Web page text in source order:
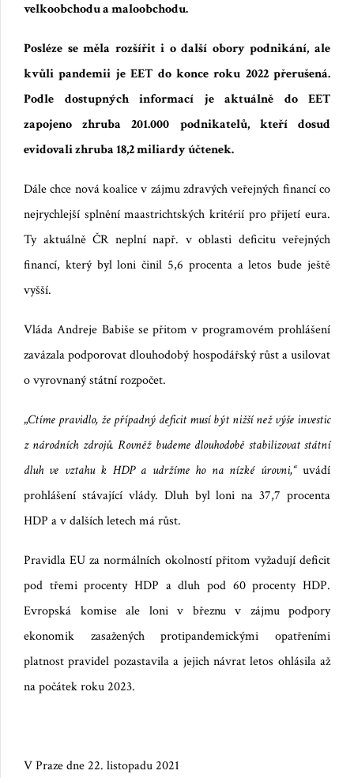
velkoobchodu a maloobchodu.
Posléze se měla rozšířit i o další obory podnikání, ale
kvůli pandemii je EET do konce roku 2022 přerušená.
Podle dostupných informací je aktuálně do EET
zapojeno zhruba 201.000 podnikatelů, kteří dosud
evidovali zhruba 18,2 miliardy účtenek.
Dále chce nová koalice v zájmu zdravých veřejných financí co
nejrychlejší splnění maastrichtských kritérií pro přijetí eura.
Ty aktuálně ČR neplní např. v oblasti deficitu veřejných
financí, který byl loni činil 5,6 procenta a letos bude ještě
vyšší.
Vláda Andreje Babiše se přitom v programovém prohlášení
zavázala podporovat dlouhodobý hospodářský růst a usilovat
o vyrovnaný státní rozpočet.
„Ctíme pravidlo, že případný deficit musí být nižší než výše investic
z národních zdrojů. Rovněž budeme dlouhodobě stabilizovat státní
dluh ve vztahu k HDP a udržíme ho na nízké úrovni,“ uvádí
prohlášení stávající vlády. Dluh byl loni na 37,7 procenta
HDP a v dalších letech má růst.
Pravidla EU za normálních okolností přitom vyžadují deficit
pod třemi procenty HDP a dluh pod 60 procenty HDP.
Evropská komise ale loni v březnu v zájmu podpory
ekonomik zasažených protipandemickými opatřeními
platnost pravidel pozastavila a jejich návrat letos ohlásila až
na počátek roku 2023.
V Praze dne 22. listopadu 2021